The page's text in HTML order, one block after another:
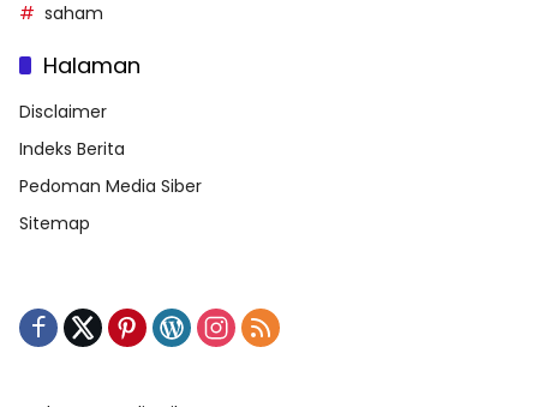
saham
Halaman
Disclaimer
Indeks Berita
Pedoman Media Siber
Sitemap